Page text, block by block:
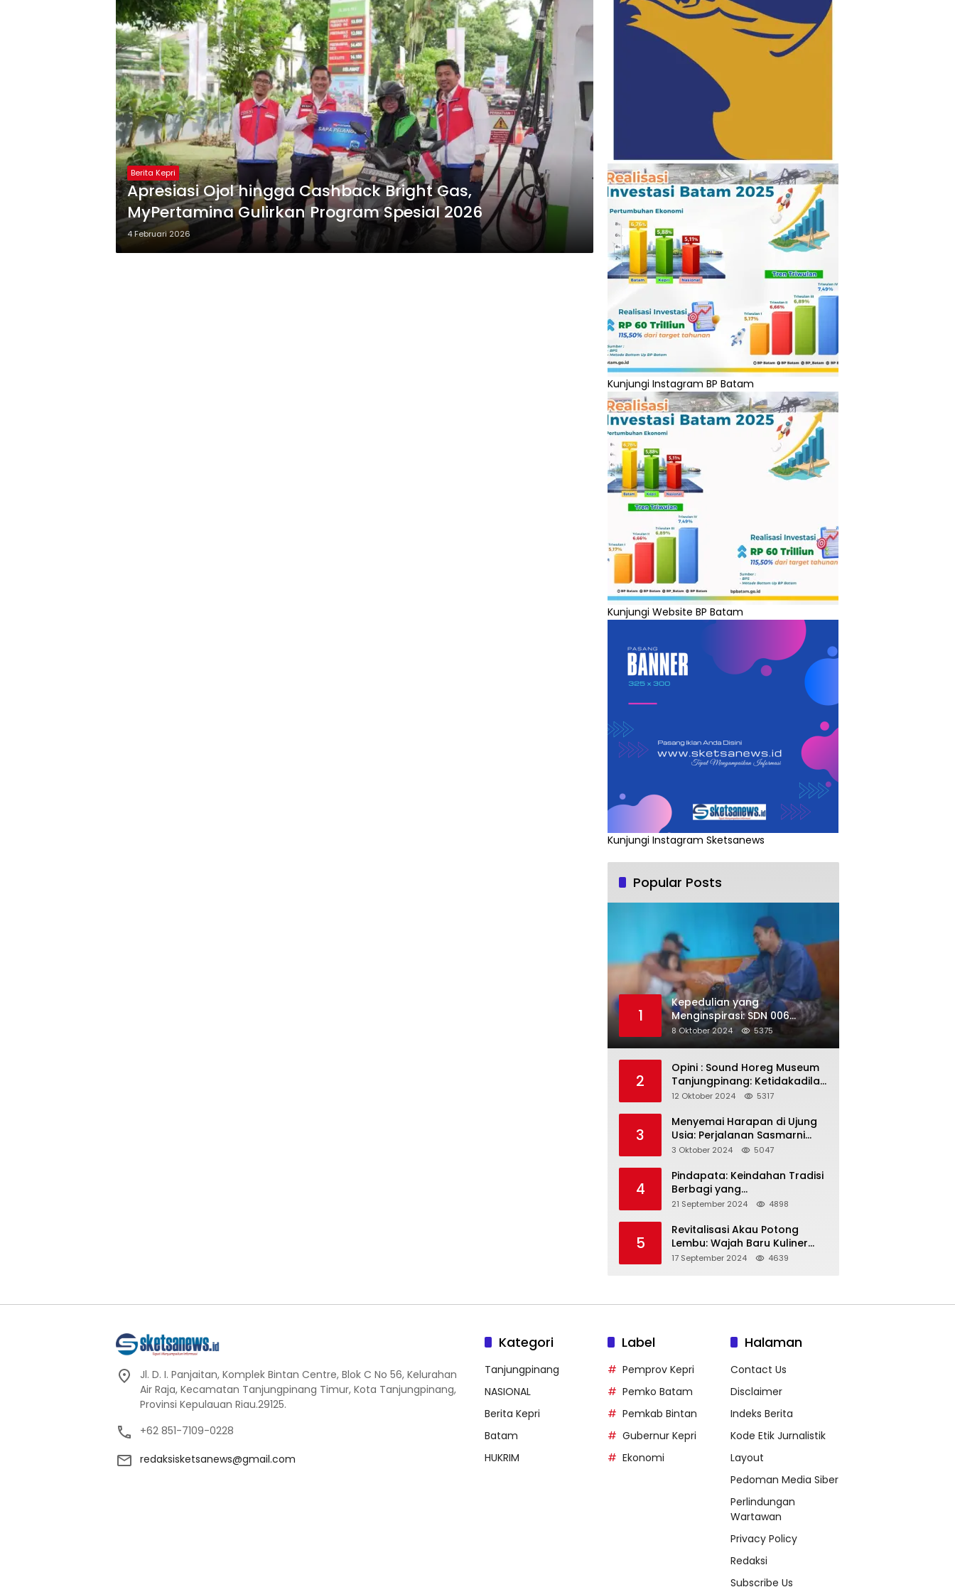
Berita Kepri
Apresiasi Ojol hingga Cashback Bright Gas,
MyPertamina Gulirkan Program Spesial 2026
4 Februari 2026
Kunjungi Instagram BP Batam
Kunjungi Website BP Batam
Kunjungi Instagram Sketsanews
Popular Posts
1
Kepedulian yang
Menginspirasi: SDN 006
Merawang Gelar Program
“Berbagi Segenggam Beras”
8 Oktober 2024 5375
2
Opini : Sound Horeg Museum
Tanjungpinang: Ketidakadilan
dalam Representasi
12 Oktober 2024 5317
3
Menyemai Harapan di Ujung
Usia: Perjalanan Sasmarni
dalam Menyentuh Hati dan
3 Oktober 2024 5047
4
Pindapata: Keindahan Tradisi
Berbagi yang
Menghubungkan Umat dalam
Kebersamaan dalam Agama
Buddha
21 September 2024 4898
5
Revitalisasi Akau Potong
Lembu: Wajah Baru Kuliner
Legendaris Tanjungpinang
17 September 2024 4639
Jl. D. I. Panjaitan, Komplek Bintan Centre, Blok C No 56, Kelurahan
Air Raja, Kecamatan Tanjungpinang Timur, Kota Tanjungpinang,
Provinsi Kepulauan Riau.29125.
+62 851-7109-0228
redaksisketsanews@gmail.com
Kategori
Tanjungpinang
NASIONAL
Berita Kepri
Batam
HUKRIM
Label
Pemprov Kepri
Pemko Batam
Pemkab Bintan
Gubernur Kepri
Ekonomi
Halaman
Contact Us
Disclaimer
Indeks Berita
Kode Etik Jurnalistik
Layout
Pedoman Media Siber
Perlindungan
Wartawan
Privacy Policy
Redaksi
Subscribe Us